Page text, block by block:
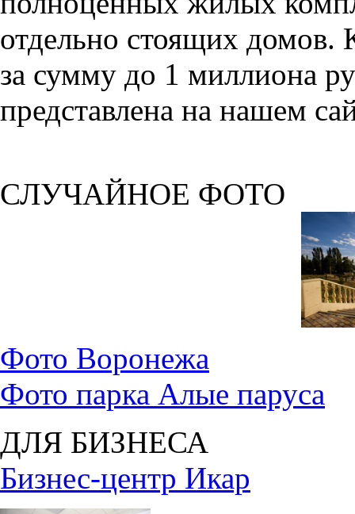
отдельно стоящих домов.
за сумму до 1 миллиона
представлена на нашем
СЛУЧАЙНОЕ ФОТО
Фото Воронежа
Фото парка Алые паруса
ДЛЯ БИЗНЕСА
Бизнес-центр Икар